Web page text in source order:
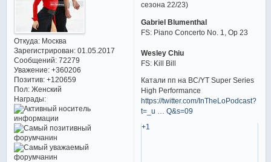
Откуда:Москва
Зарегистрирован: 01.05.2017
Сообщений:72279
Уважение: +360206
Позитив: +120659
Пол:Женский
Награды:
сезона 22/23)
Gabriel Blumenthal
FS: Piano Concerto No. 1, Op 23
Wesley Chiu
FS: Kill Bill
Катали пп на BC/YT Super Series
High Performance
https://twitter.com/InTheLoPodcast?
t=_u … Q&s=09
+1